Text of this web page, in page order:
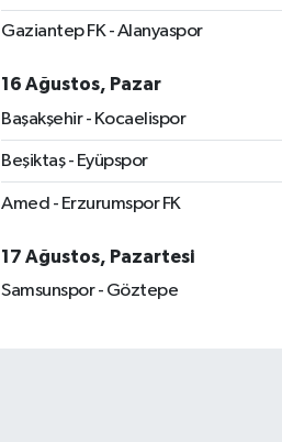
Gaziantep FK - Alanyaspor
16 Ağustos, Pazar
Başakşehir - Kocaelispor
Beşiktaş - Eyüpspor
Amed - Erzurumspor FK
17 Ağustos, Pazartesi
Samsunspor - Göztepe